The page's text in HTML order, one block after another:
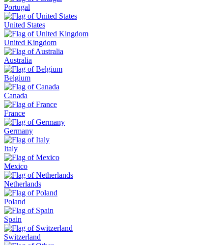
Portugal
United States
United Kingdom
Australia
Belgium
Canada
France
Germany
Italy
Mexico
Netherlands
Poland
Spain
Switzerland